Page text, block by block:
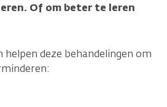
Of om beter te leren
helpen deze behandelingen om